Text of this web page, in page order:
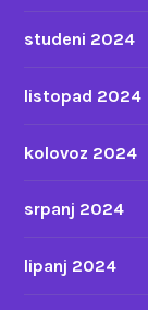
studeni 2024
listopad 2024
kolovoz 2024
srpanj 2024
lipanj 2024